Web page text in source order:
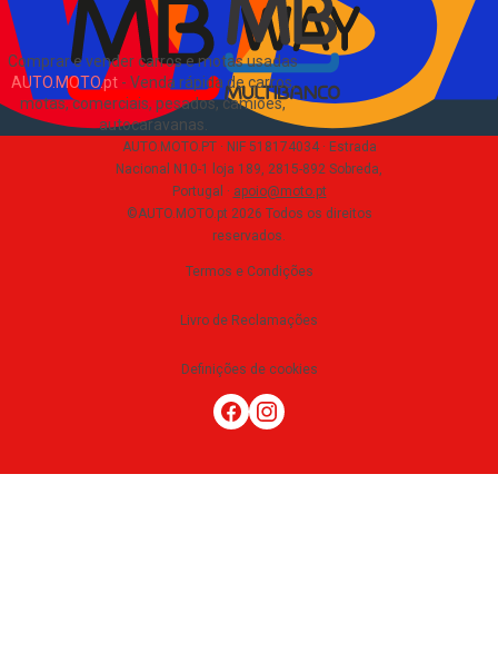
Comprar e vender carros e motas usadas
AUTO.MOTO.pt- Venda rápida de carros,
motas, comerciais, pesados, camiões,
autocaravanas
AUTO.MOTO.PT · NIF 518174034 · Estrada
Nacional N10-1 loja 189, 2815-892 Sobreda,
Portugal · apoio@moto.pt
©AUTO.MOTO.pt 2026 Todos os direitos
reservados.
Termos e Condições
Livro de Reclamações
Definições de cookies